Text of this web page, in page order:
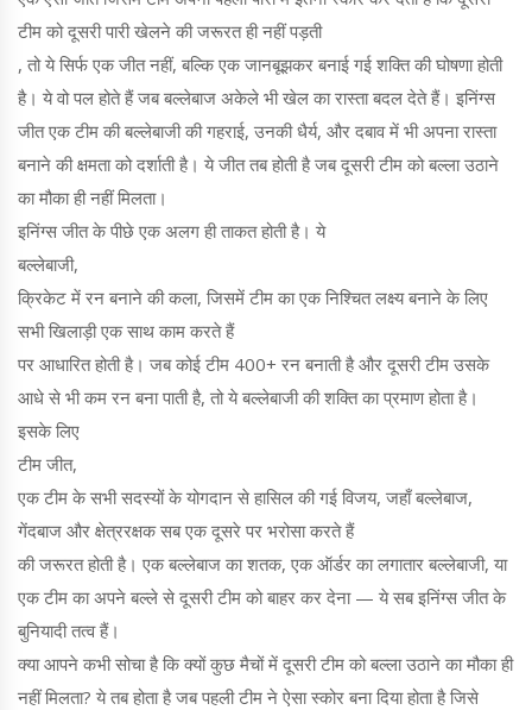
टीम को दूसरी पारी खेलने की जरूरत ही नहीं पड़ती
, तो ये सिर्फ एक जीत नहीं, बल्कि एक जानबूझकर बनाई गई शक्ति की घोषणा होती
है। ये वो पल होते हैं जब बल्लेबाज अकेले भी खेल का रास्ता बदल देते हैं। इनिंग्स
जीत एक टीम की बल्लेबाजी की गहराई, उनकी धैर्य, और दबाव में भी अपना रास्ता
बनाने की क्षमता को दर्शाती है। ये जीत तब होती है जब दूसरी टीम को बल्ला उठाने
का मौका ही नहीं मिलता।
इनिंग्स जीत के पीछे एक अलग ही ताकत होती है। ये
बल्लेबाजी,
क्रिकेट में रन बनाने की कला, जिसमें टीम का एक निश्चित लक्ष्य बनाने के लिए
सभी खिलाड़ी एक साथ काम करते हैं
पर आधारित होती है। जब कोई टीम 400+ रन बनाती है और दूसरी टीम उसके
आधे से भी कम रन बना पाती है, तो ये बल्लेबाजी की शक्ति का प्रमाण होता है।
इसके लिए
टीम जीत,
एक टीम के सभी सदस्यों के योगदान से हासिल की गई विजय, जहाँ बल्लेबाज,
गेंदबाज और क्षेत्ररक्षक सब एक दूसरे पर भरोसा करते हैं
की जरूरत होती है। एक बल्लेबाज का शतक, एक ऑर्डर का लगातार बल्लेबाजी, या
एक टीम का अपने बल्ले से दूसरी टीम को बाहर कर देना — ये सब इनिंग्स जीत के
बुनियादी तत्व हैं।
क्या आपने कभी सोचा है कि क्यों कुछ मैचों में दूसरी टीम को बल्ला उठाने का मौका ही
नहीं मिलता? ये तब होता है जब पहली टीम ने ऐसा स्कोर बना दिया होता है जिसे